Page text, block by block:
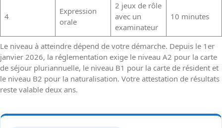
4
Expression
orale
2 jeux de rôle
avec un
examinateur
10 minutes
Le niveau à atteindre dépend de votre démarche. Depuis le 1er
janvier 2026, la réglementation exige le niveau A2 pour la carte
de séjour pluriannuelle, le niveau B1 pour la carte de résident et
le niveau B2 pour la naturalisation. Votre attestation de résultats
reste valable deux ans.